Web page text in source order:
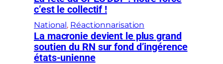
c’est le collectif !
National, Réactionnarisation
La macronie devient le plus grand
soutien du RN sur fond d’ingérence
états-unienne